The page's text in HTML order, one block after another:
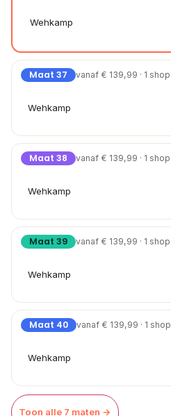
Wehkamp
Maat 37 vanaf € 139,99 · 1 shop
Wehkamp
Maat 38 vanaf € 139,99 · 1 shop
Wehkamp
Maat 39 vanaf € 139,99 · 1 shop
Wehkamp
Maat 40 vanaf € 139,99 · 1 shop
Wehkamp
Toon alle 7 maten →